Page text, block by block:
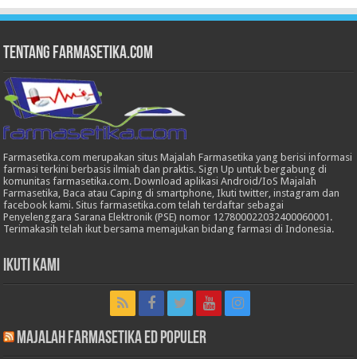
Tentang Farmasetika.com
Farmasetika.com merupakan situs Majalah Farmasetika yang berisi informasi
farmasi terkini berbasis ilmiah dan praktis. Sign Up untuk bergabung di
komunitas farmasetika.com. Download aplikasi Android/IoS Majalah
Farmasetika, Baca atau Caping di smartphone, Ikuti twitter, instagram dan
facebook kami. Situs farmasetika.com telah terdaftar sebagai
Penyelenggara Sarana Elektronik (PSE) nomor 127800022032400060001.
Terimakasih telah ikut bersama memajukan bidang farmasi di Indonesia.
Ikuti Kami
Majalah Farmasetika Ed Populer